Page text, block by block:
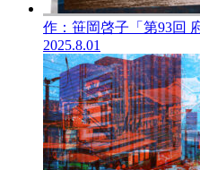
作：笹岡啓子「第93回
2025.8.01